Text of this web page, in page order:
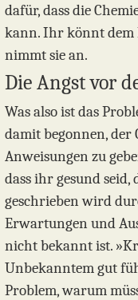
dafür, dass die
kann. Ihr könnt dem
nimmt sie an.
Die Angst vor
Was also ist das
damit begonnen, der
Anweisungen zu
dass ihr gesund seid,
geschrieben wird
Erwartungen und
nicht bekannt ist.
Unbekanntem gut
Problem, warum